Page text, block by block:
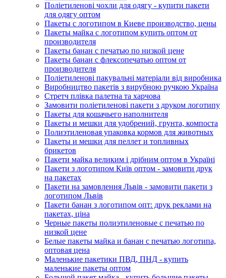
Поліетиленові чохли для одягу - купити пакети
для одягу оптом
Пакеты с логотипом в Киеве производство, цены
Пакеты майка с логотипом купить оптом от
производителя
Пакеты банан с печатью по низкой цене
Пакеты банан с флексопечатью оптом от
производителя
Поліетиленові пакувальні матеріали від виробника
Виробництво пакетів з вирубною ручкою Україна
Стретч плівка палетна та харчова
Замовити поліетиленові пакети з друком логотипу
Пакеты для кошачьего наполнителя
Пакеты и мешки для удобрений, грунта, компоста
Полиэтиленовая упаковка кормов для животных
Пакеты и мешки для пеллет и топливных
брикетов
Пакети майка великим і дрібним оптом в Україні
Пакети з логотипом Київ оптом - замовити друк
на пакетах
Пакети на замовлення Львів - замовити пакети з
логотипом Львів
Пакети банан з логотипом опт: друк реклами на
пакетах, ціна
Черные пакеты полиэтиленовые с печатью по
низкой цене
Белые пакеты майка и банан с печатью логотипа,
оптовая цена
Маленькие пакетики ПВД, ПНД - купить
маленькие пакеты оптом